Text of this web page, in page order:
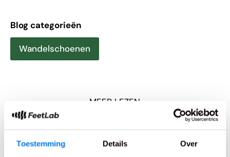
Toestemming Details Over
Blog categorieën
Wandelschoenen
MEER LEZEN
Gerelateerde verhalen
Ontdek meer tips, kennis en inspiratie over voeten,